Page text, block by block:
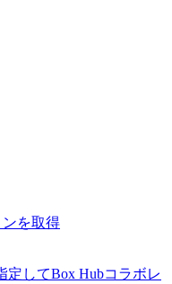
を取得
定してBox Hubコラボレ